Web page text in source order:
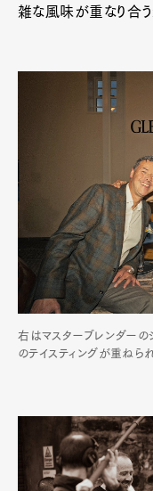
雑な風味が重なり合
右はマスターブレンダーの
のテイスティングが重ねられ